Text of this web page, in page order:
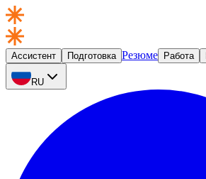
Ассистент Подготовка Резюме Работа
RU